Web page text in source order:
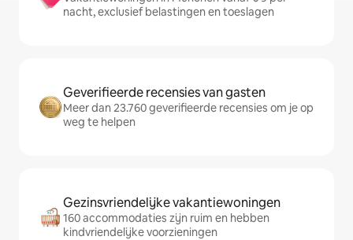
nacht, exclusief belastingen en toeslagen
Geverifieerde recensies van gasten
Meer dan 23.760 geverifieerde recensies om je op
weg te helpen
Gezinsvriendelijke vakantiewoningen
160 accommodaties zijn ruim en hebben
kindvriendelijke voorzieningen